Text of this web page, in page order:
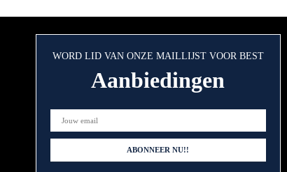
WORD LID VAN ONZE MAILLIJST VOOR BEST
Aanbiedingen